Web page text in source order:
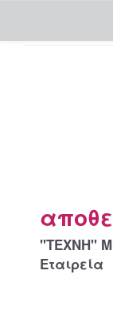
"ΤΕΧΝΗ"
Εταιρεία